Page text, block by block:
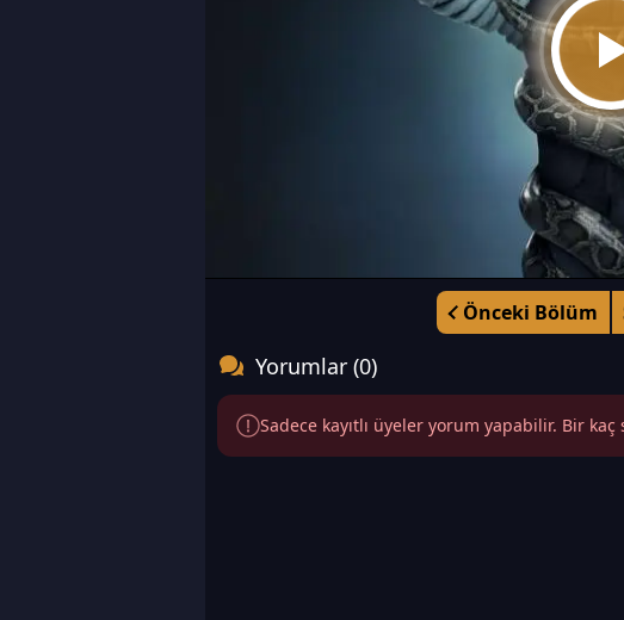
Önceki Bölüm
Yorumlar (0)
Sadece kayıtlı üyeler yorum yapabilir. Bir